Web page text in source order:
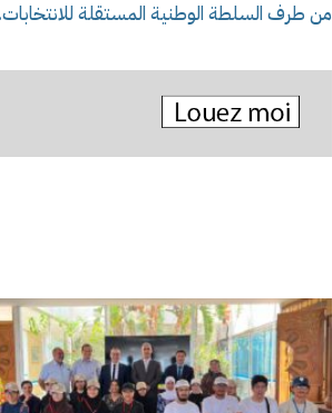
من طرف السلطة الوطنية المستقلة للانتخابات.